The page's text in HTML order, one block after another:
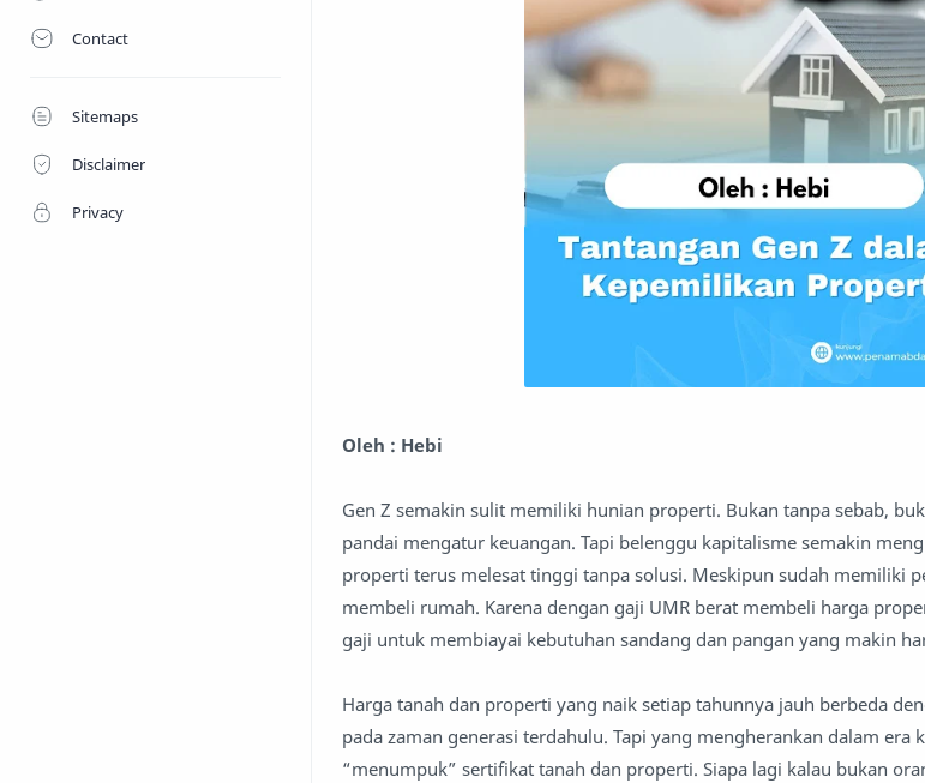
Contact
Sitemaps
Disclaimer
Privacy
Oleh : Hebi
Gen Z semakin sulit memiliki hunian properti. Bukan tanpa sebab,
pandai mengatur keuangan. Tapi belenggu kapitalisme semakin
properti terus melesat tinggi tanpa solusi. Meskipun sudah memiliki
membeli rumah. Karena dengan gaji UMR berat membeli harga
gaji untuk membiayai kebutuhan sandang dan pangan yang makin
Harga tanah dan properti yang naik setiap tahunnya jauh berbeda
pada zaman generasi terdahulu. Tapi yang mengherankan dalam era
“menumpuk” sertifikat tanah dan properti. Siapa lagi kalau bukan